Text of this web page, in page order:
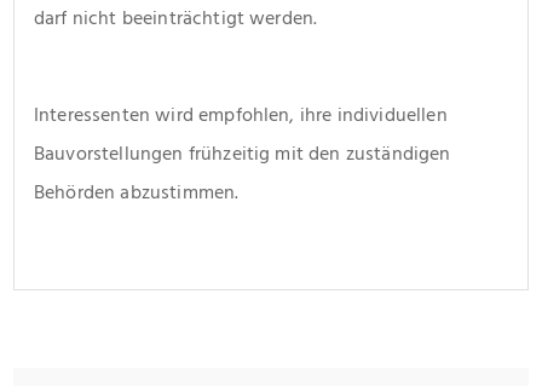
darf nicht beeinträchtigt werden.
Interessenten wird empfohlen, ihre individuellen
Bauvorstellungen frühzeitig mit den zuständigen
Behörden abzustimmen.